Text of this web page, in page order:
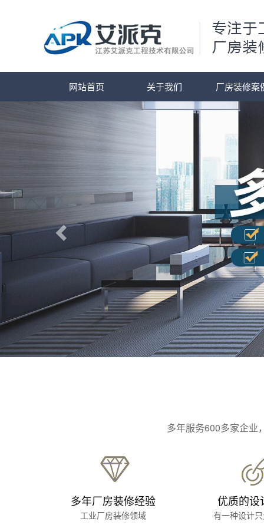
网站首页 关于我们 厂房装修案
多年服务600多家企业
多年厂房装修经验
工业厂房装修领域
优质的设
有一种设计